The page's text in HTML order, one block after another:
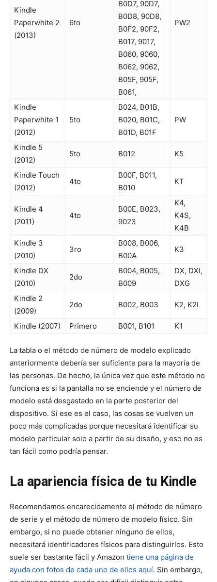
Kindle
Paperwhite 2
(2013)
6to
B0D7, 90D7,
B0D8, 90D8,
B0F2, 90F2,
B017, 9017,
B060, 9060,
B062, 9062,
B05F, 905F,
B061,
PW2
Kindle
Paperwhite 1
(2012)
5to
B024, B01B,
B020, B01C,
B01D, B01F
PW
Kindle 5
(2012)
5to B012 K5
Kindle Touch
(2012)
4to
B00F, B011,
B010
KT
Kindle 4
(2011)
4to
B00E, B023,
9023
K4,
K4S,
K4B
Kindle 3
(2010)
3ro
B008, B006,
B00A
K3
Kindle DX
(2010)
2do
B004, B005,
B009
DX, DXI,
DXG
Kindle 2
(2009)
2do B002, B003 K2, K2I
Kindle (2007) Primero B001, B101 K1
La tabla o el método de número de modelo explicado
anteriormente debería ser suficiente para la mayoría de
las personas. De hecho, la única vez que este método no
funciona es si la pantalla no se enciende y el número de
modelo está desgastado en la parte posterior del
dispositivo. Si ese es el caso, las cosas se vuelven un
poco más complicadas porque necesitará identificar su
modelo particular solo a partir de su diseño, y eso no es
tan fácil como podría pensar.
La apariencia física de tu Kindle
Recomendamos encarecidamente el método de número
de serie y el método de número de modelo físico. Sin
embargo, si no puede obtener ninguno de ellos,
necesitará identificadores físicos para distinguirlos. Esto
suele ser bastante fácil y Amazon tiene una página de
ayuda con fotos de cada uno de ellos aquí. Sin embargo,